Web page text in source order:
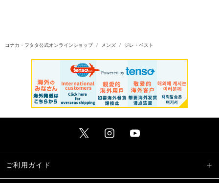
コナカ・フタタ公式オンラインショップ メンズ ジレ・ベスト
ご利用ガイド